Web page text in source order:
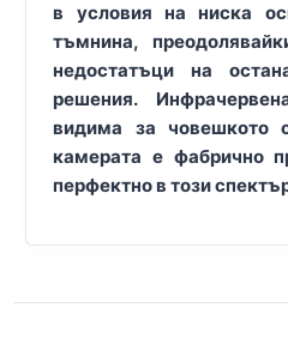
в условия на ниска
тъмнина,
недостатъци на
решения.
видима за човешкото
камерата е фабрично
перфектно в този